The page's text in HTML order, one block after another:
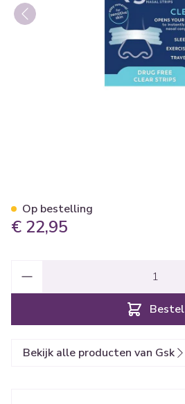
€ 22,95
Bestel
Op bestelling
Bekijk alle producten van Gsk